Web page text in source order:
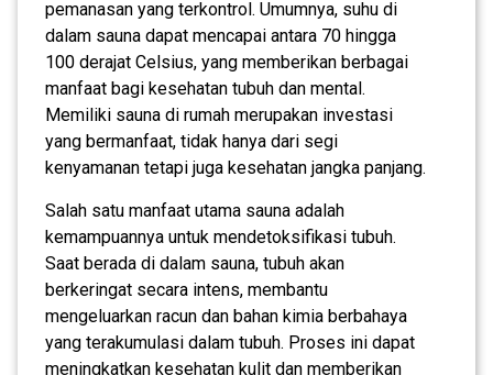
pemanasan yang terkontrol. Umumnya, suhu di
dalam sauna dapat mencapai antara 70 hingga
100 derajat Celsius, yang memberikan berbagai
manfaat bagi kesehatan tubuh dan mental.
Memiliki sauna di rumah merupakan investasi
yang bermanfaat, tidak hanya dari segi
kenyamanan tetapi juga kesehatan jangka panjang.
Salah satu manfaat utama sauna adalah
kemampuannya untuk mendetoksifikasi tubuh.
Saat berada di dalam sauna, tubuh akan
berkeringat secara intens, membantu
mengeluarkan racun dan bahan kimia berbahaya
yang terakumulasi dalam tubuh. Proses ini dapat
meningkatkan kesehatan kulit dan memberikan